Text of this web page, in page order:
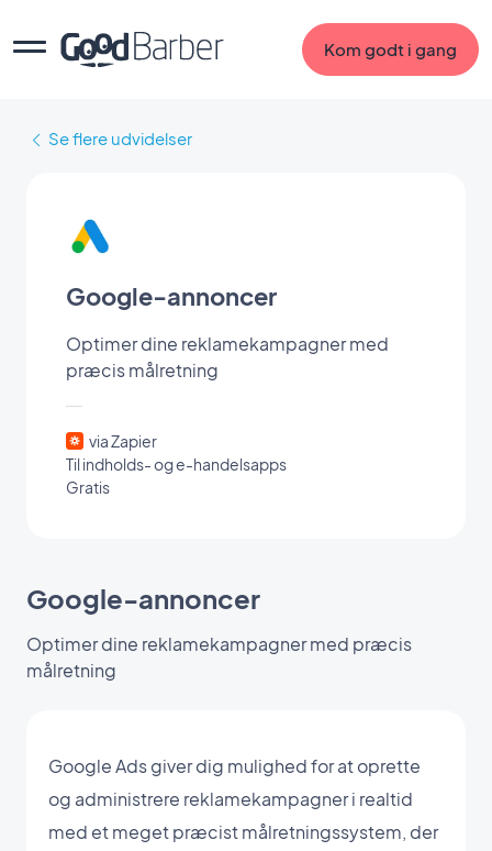
Kom godt i gang
Se flere udvidelser
Google-annoncer
Optimer dine reklamekampagner med
præcis målretning
via Zapier
Til indholds- og e-handelsapps
Gratis
Google-annoncer
Optimer dine reklamekampagner med præcis
målretning
Google Ads giver dig mulighed for at oprette
og administrere reklamekampagner i realtid
med et meget præcist målretningssystem, der